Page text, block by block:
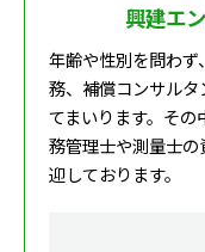
興建エ
年齢や性別を問わ
務、補償コンサル
てまいります。その
務管理士や測量士
迎しております。